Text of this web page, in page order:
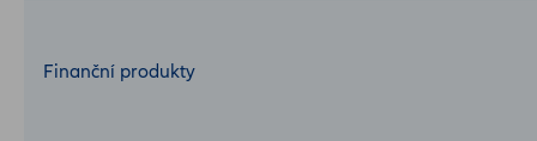
Finanční produkty